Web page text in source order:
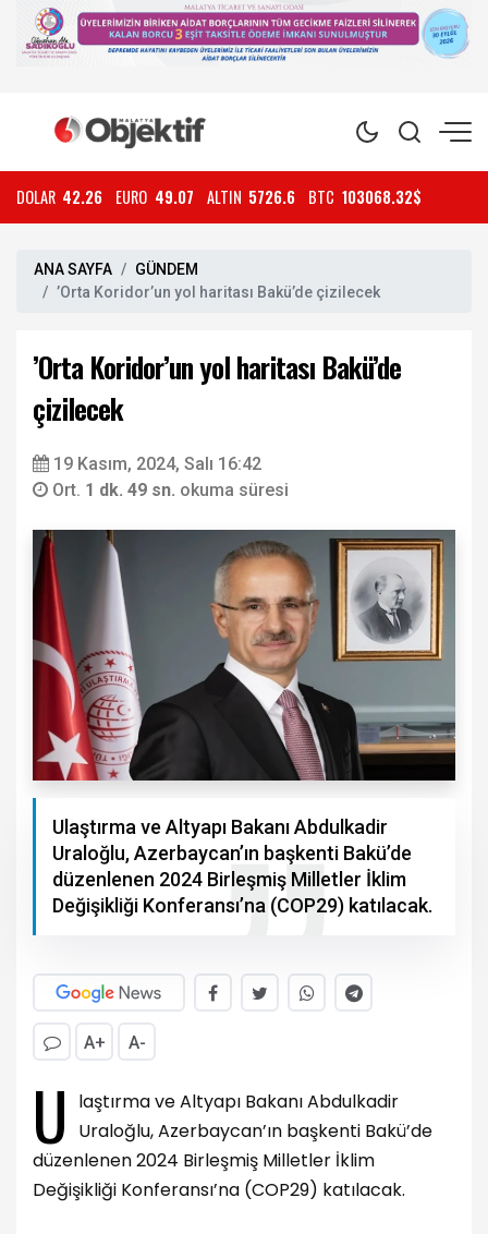
DOLAR 42.26 EURO 49.07 ALTIN 5726.6 BTC 103068.32$
ANA SAYFA
GÜNDEM
’Orta Koridor’un yol haritası Bakü’de çizilecek
’Orta Koridor’un yol haritası Bakü’de
çizilecek
19 Kasım, 2024, Salı 16:42
Ort. 1 dk. 49 sn. okuma süresi
Ulaştırma ve Altyapı Bakanı Abdulkadir
Uraloğlu, Azerbaycan’ın başkenti Bakü’de
düzenlenen 2024 Birleşmiş Milletler İklim
Değişikliği Konferansı’na (COP29) katılacak.
A+ A-
U
laştırma ve Altyapı Bakanı Abdulkadir
Uraloğlu, Azerbaycan’ın başkenti Bakü’de
düzenlenen 2024 Birleşmiş Milletler İklim
Değişikliği Konferansı’na (COP29) katılacak.